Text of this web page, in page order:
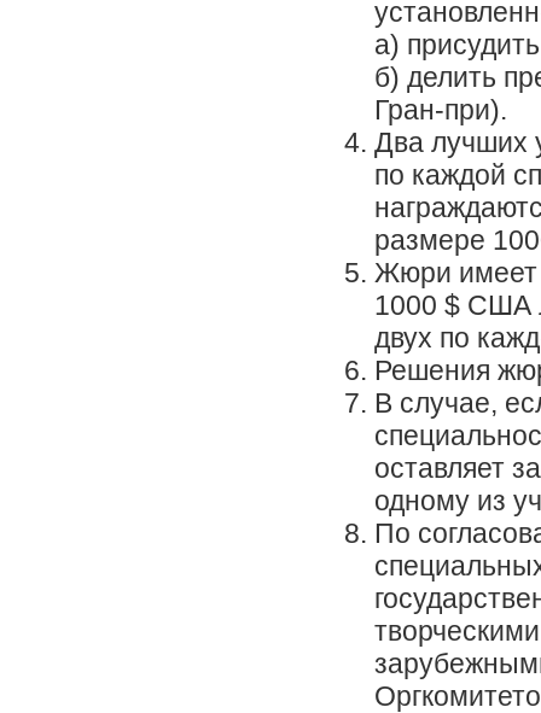
а)
б) делить
Гран-при).
Два лучших
по каждой
размере
Жюри имеет
1000 $ США
двух по
Решения
В случае,
оставляет
одному из
По